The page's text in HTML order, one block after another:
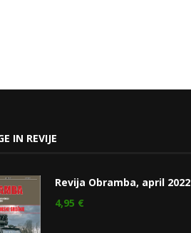
IN REVIJE
Revija Obramba, april 2022
4,95 €